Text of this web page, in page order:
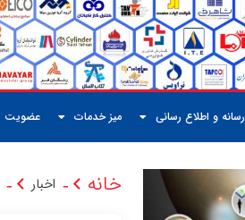
رسانه و اطلاع رسانی میز خدمات عضویت
خانه - اخبار -